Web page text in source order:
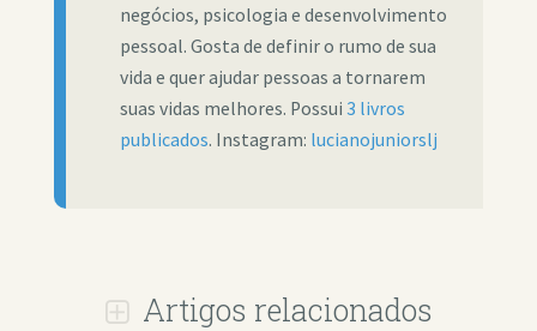
negócios, psicologia e desenvolvimento
pessoal. Gosta de definir o rumo de sua
vida e quer ajudar pessoas a tornarem
suas vidas melhores. Possui 3 livros
publicados. Instagram: lucianojuniorslj
Artigos relacionados